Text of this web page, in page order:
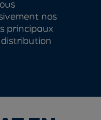
nos
principaux
distribution